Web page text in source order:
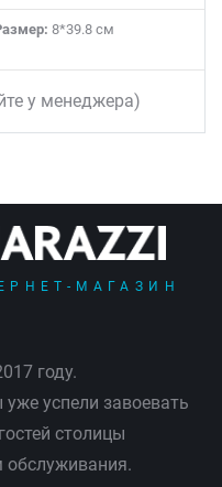
8*39.8 см
у менеджера)
МАГАЗИН
году.
успели завоевать
столицы